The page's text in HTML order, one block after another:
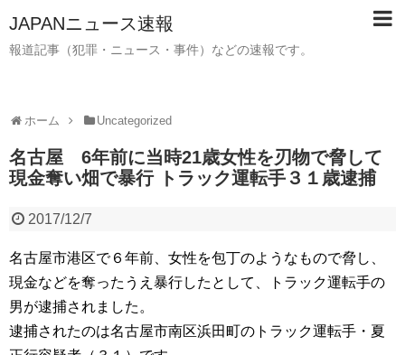
JAPANニュース速報
報道記事（犯罪・ニュース・事件）などの速報です。
ホーム Uncategorized
名古屋 6年前に当時21歳女性を刃物で脅して
現金奪い畑で暴行 トラック運転手３１歳逮捕
2017/12/7
名古屋市港区で６年前、女性を包丁のようなもので脅し、
現金などを奪ったうえ暴行したとして、トラック運転手の
男が逮捕されました。
逮捕されたのは名古屋市南区浜田町のトラック運転手・夏